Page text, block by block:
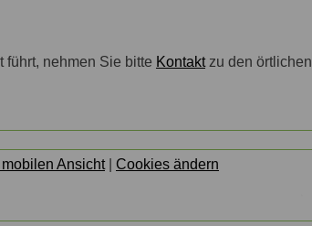
führt, nehmen Sie bitte Kontaktzu den örtlichen
Ansicht| Cookies ändern